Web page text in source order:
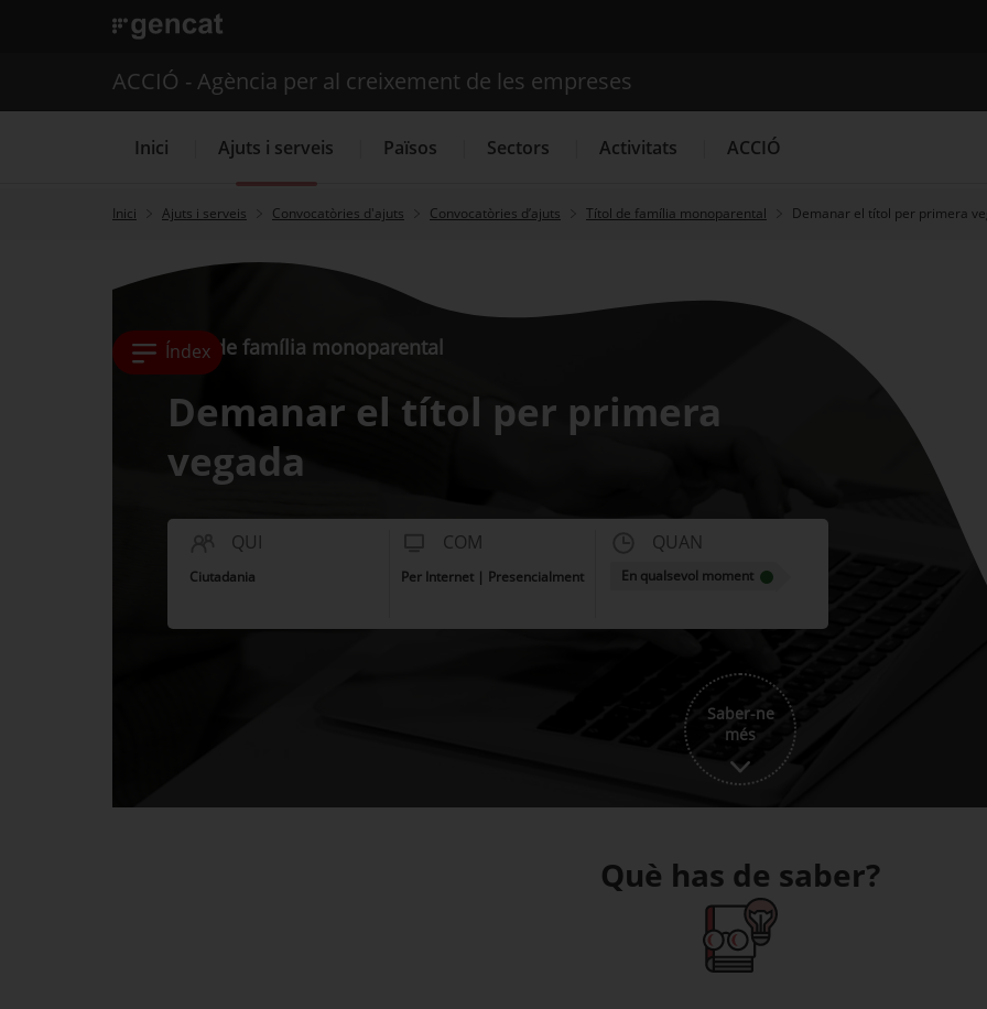
. Obre en una nova finestra.
Cercador
Serveis d'internacionalització
ACCIÓ - Agència per al creixement de les empreses
Inici Ajuts i serveis Països Sectors Activitats ACCIÓ
Inici Ajuts i serveis Convocatòries d'ajuts Convocatòries d’ajuts Títol de família monoparental Demanar el títol per primera
Índex
Títol de família monoparental
Demanar el títol per primera
vegada
QUI
Ciutadania
COM
Per Internet | Presencialment
QUAN
En qualsevol moment
Saber-ne
més
Què has de saber?